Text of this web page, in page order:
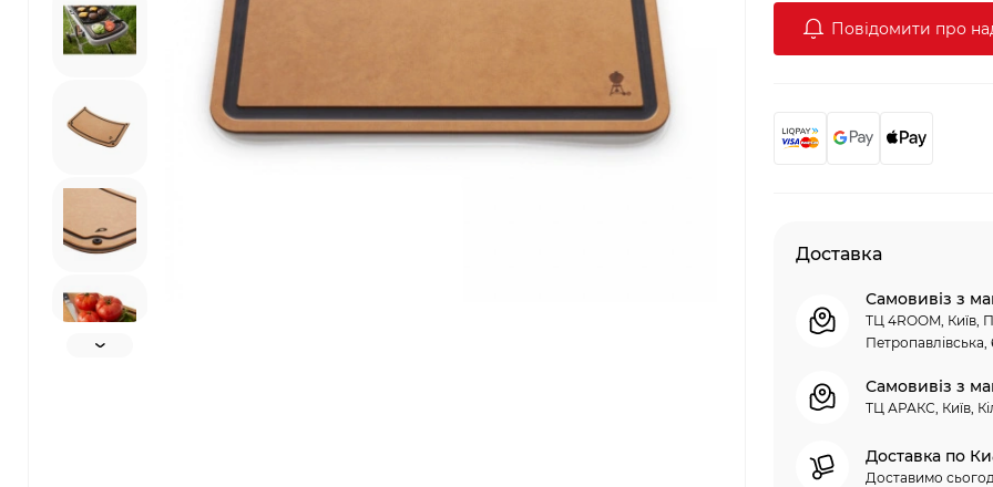
Повідомити про
Доставка
Самовивіз з
ТЦ 4ROOM, Київ,
Петропавлівська,
Самовивіз з
ТЦ АРАКС, Київ,
Доставка по
Доставимо